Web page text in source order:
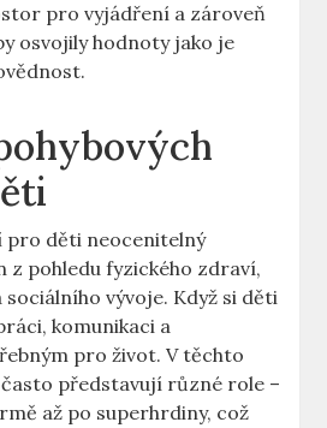
pro vyjádření a zároveň
osvojily hodnoty jako je
pro děti neocenitelný
z pohledu fyzického zdraví,
sociálního vývoje. Když si děti
komunikaci a
pro život. V těchto
představují různé role –
až po superhrdiny, což